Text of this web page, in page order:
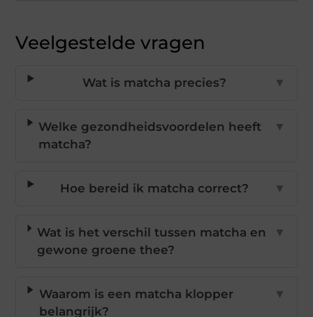
Veelgestelde vragen
Wat is matcha precies? ▼
Welke gezondheidsvoordelen heeft
matcha?
▼
Hoe bereid ik matcha correct? ▼
Wat is het verschil tussen matcha en
gewone groene thee?
▼
Waarom is een matcha klopper
belangrijk?
▼